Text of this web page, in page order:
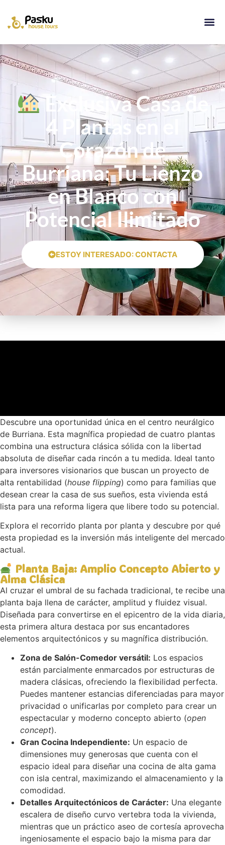
Exclusiva Casa de
4 Plantas en el
Corazón de
Burriana: Tu Lienzo
en Blanco con
Potencial Ilimitado
ESTOY INTERESADO: CONTACTA
Descubre una oportunidad única en el centro neurálgico
de Burriana. Esta magnífica propiedad de cuatro plantas
combina una estructura clásica sólida con la libertad
absoluta de diseñar cada rincón a tu medida. Ideal tanto
para inversores visionarios que buscan un proyecto de
alta rentabilidad (house flipping) como para familias que
desean crear la casa de sus sueños, esta vivienda está
lista para una reforma ligera que libere todo su potencial.
Explora el recorrido planta por planta y descubre por qué
esta propiedad es la inversión más inteligente del mercado
actual.
Planta Baja: Amplio Concepto Abierto y
Alma Clásica
Al cruzar el umbral de su fachada tradicional, te recibe una
planta baja llena de carácter, amplitud y fluidez visual.
Diseñada para convertirse en el epicentro de la vida diaria,
esta primera altura destaca por sus encantadores
elementos arquitectónicos y su magnífica distribución.
Zona de Salón-Comedor versátil: Los espacios
están parcialmente enmarcados por estructuras de
madera clásicas, ofreciendo la flexibilidad perfecta.
Puedes mantener estancias diferenciadas para mayor
privacidad o unificarlas por completo para crear un
espectacular y moderno concepto abierto (open
concept).
Gran Cocina Independiente: Un espacio de
dimensiones muy generosas que cuenta con el
espacio ideal para diseñar una cocina de alta gama
con isla central, maximizando el almacenamiento y la
comodidad.
Detalles Arquitectónicos de Carácter: Una elegante
escalera de diseño curvo vertebra toda la vivienda,
mientras que un práctico aseo de cortesía aprovecha
ingeniosamente el espacio bajo la misma para dar